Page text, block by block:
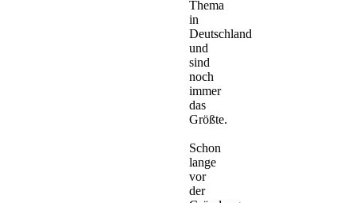
Thema
in
Deutschland
und
sind
noch
immer
das
Größte.
Schon
lange
vor
der